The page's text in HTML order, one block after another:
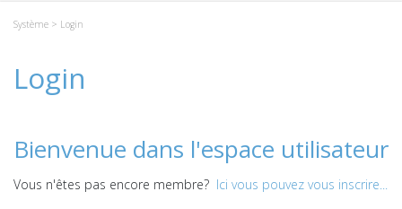
Système > Login
Login
Bienvenue dans l'espace utilisateur
Vous n'êtes pas encore membre? Ici vous pouvez vous inscrire...